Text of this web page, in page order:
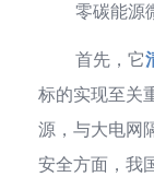
零碳能源
首先，它
标的实现至关
源，与大电网
安全方面，我